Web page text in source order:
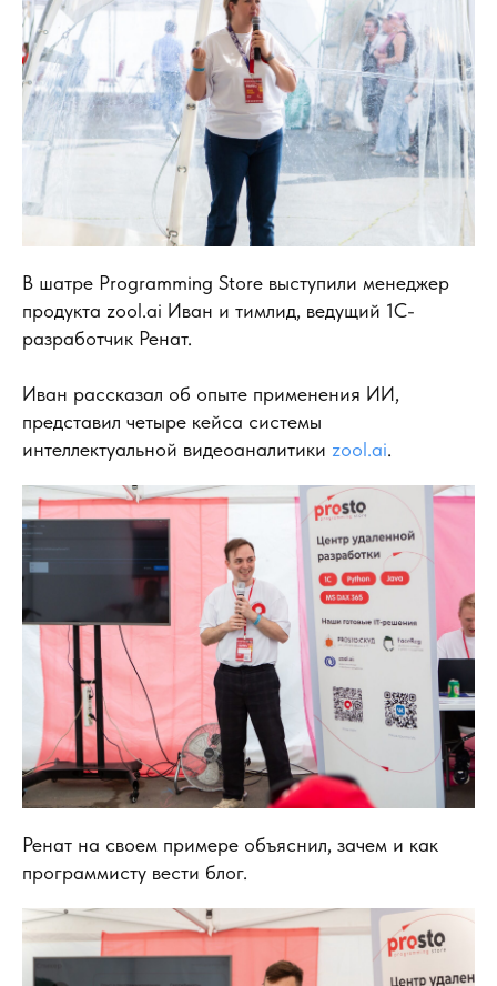
В шатре Programming Store выступили менеджер
продукта zool.ai Иван и тимлид, ведущий 1С-
разработчик Ренат.
Иван рассказал об опыте применения ИИ,
представил четыре кейса системы
интеллектуальной видеоаналитики zool.ai.
Ренат на своем примере объяснил, зачем и как
программисту вести блог.